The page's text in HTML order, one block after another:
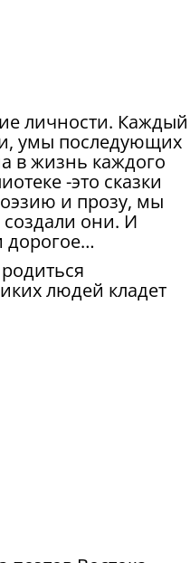
личности. Каждый
умы последующих
в жизнь каждого
-это сказки
и прозу, мы
они. И
дорогое…
людей кладет